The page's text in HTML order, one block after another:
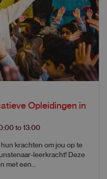
Opleidingen in
to 13:00
krachten om jou op te
leerkracht! Deze
met een...